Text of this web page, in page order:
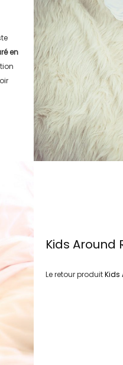
en
Kids Around
Le retour produitKids